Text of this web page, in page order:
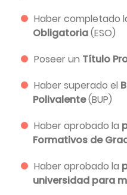
Haber completado
Obligatoria(ESO)
Poseer un Título
Haber superado el
Polivalente(BUP)
Haber aprobado la
Formativos de
Haber aprobado la
universidad para